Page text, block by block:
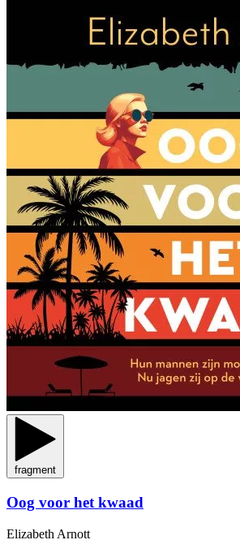
fragment
Oog voor het kwaad
Elizabeth Arnott